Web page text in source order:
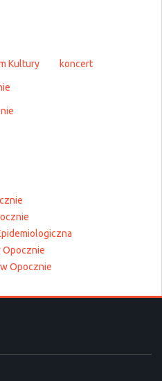
Kultury koncert
Opocznie
Opocznie